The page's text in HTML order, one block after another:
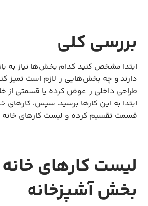
بررسی کلی
ابتدا مشخص کنید کدام بخش‌ها نیاز به
دارند و چه بخش‌هایی را لازم است تمیز
طراحی داخلی را عوض کرده یا قسمتی از
ابتدا به این کارها برسید. سپس، کارهای
قسمت تقسیم کرده و لیست کارهای خانه
لیست کارهای
بخش آشپزخانه